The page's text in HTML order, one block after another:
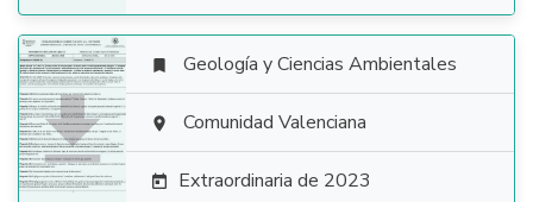

 Geología y Ciencias Ambientales
 Comunidad Valenciana
 Extraordinaria de 2023